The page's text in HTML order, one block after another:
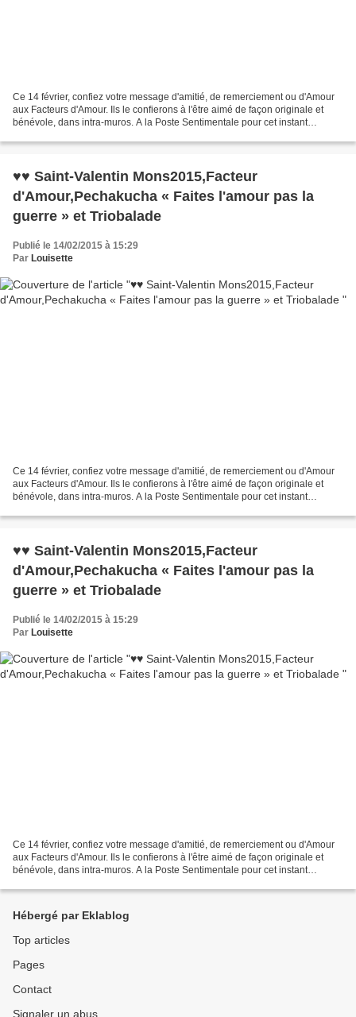
Ce 14 février, confiez votre message d'amitié, de remerciement ou d'Amour
aux Facteurs d'Amour. Ils le confierons à l'être aimé de façon originale et
bénévole, dans intra-muros. A la Poste Sentimentale pour cet instant
♥♥ Saint-Valentin Mons2015,Facteur
d'Amour,Pechakucha « Faites l'amour pas la
guerre » et Triobalade
Publié le 14/02/2015 à 15:29
Par Louisette
Ce 14 février, confiez votre message d'amitié, de remerciement ou d'Amour
aux Facteurs d'Amour. Ils le confierons à l'être aimé de façon originale et
bénévole, dans intra-muros. A la Poste Sentimentale pour cet instant
♥♥ Saint-Valentin Mons2015,Facteur
d'Amour,Pechakucha « Faites l'amour pas la
guerre » et Triobalade
Publié le 14/02/2015 à 15:29
Par Louisette
Ce 14 février, confiez votre message d'amitié, de remerciement ou d'Amour
aux Facteurs d'Amour. Ils le confierons à l'être aimé de façon originale et
bénévole, dans intra-muros. A la Poste Sentimentale pour cet instant
Hébergé par Eklablog
Top articles
Pages
Contact
Signaler un abus